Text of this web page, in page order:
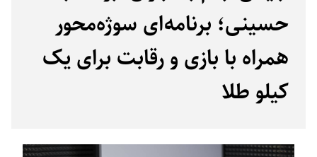
حسینی؛ برنامه‌ای سوژه‌محور
همراه با بازی و رقابت برای یک
کیلو طلا